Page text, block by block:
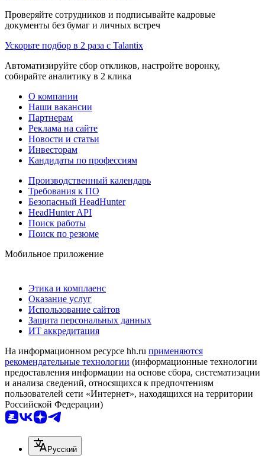
Проверяйте сотрудников и подписывайте кадровые
документы без бумаг и личных встреч
Ускорьте подбор в 2 раза с Talantix
Автоматизируйте сбор откликов, настройте воронку,
собирайте аналитику в 2 клика
О компании
Наши вакансии
Партнерам
Реклама на сайте
Новости и статьи
Инвесторам
Кандидаты по профессиям
Производственный календарь
Требования к ПО
Безопасный HeadHunter
HeadHunter API
Поиск работы
Поиск по резюме
Мобильное приложение
Этика и комплаенс
Оказание услуг
Использование сайтов
Защита персональных данных
ИТ аккредитация
На информационном ресурсе hh.ru применяются
рекомендательные технологии (информационные технологии
предоставления информации на основе сбора, систематизации
и анализа сведений, относящихся к предпочтениям
пользователей сети «Интернет», находящихся на территории
Российской Федерации)
Русский